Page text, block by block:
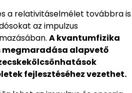
a relativitáselmélet továbbra is
az impulzus
A kvantumfizika
megmaradása alapvető
fejlesztéséhez vezethet.